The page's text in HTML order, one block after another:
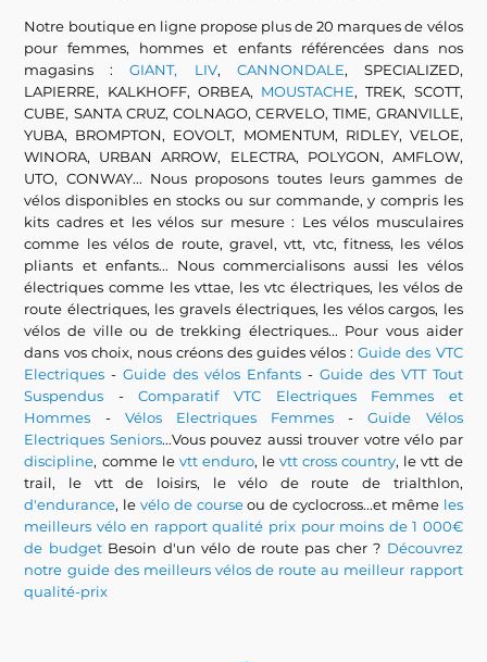
Notre boutique en ligne propose plus de 20 marques de vélos
pour femmes, hommes et enfants référencées dans nos
magasins :GIANT, LIV, CANNONDALE, SPECIALIZED,
LAPIERRE, KALKHOFF, ORBEA, MOUSTACHE, TREK, SCOTT,
CUBE, SANTA CRUZ, COLNAGO, CERVELO, TIME, GRANVILLE,
YUBA, BROMPTON, EOVOLT, MOMENTUM, RIDLEY, VELOE,
WINORA, URBAN ARROW, ELECTRA, POLYGON, AMFLOW,
UTO, CONWAY... Nous proposons toutes leurs gammes de
vélos disponibles en stocks ou sur commande, y compris les
kits cadres et les vélos sur mesure : Les vélos musculaires
comme les vélos de route, gravel, vtt, vtc, fitness, les vélos
pliants et enfants... Nous commercialisons aussi les vélos
électriques comme les vttae, les vtc électriques, les vélos de
route électriques, les gravels électriques, les vélos cargos, les
vélos de ville ou de trekking électriques... Pour vous aider
dans vos choix, nous créons des guides vélos :Guide des VTC
Electriques -Guide des vélos Enfants - Guide des VTT Tout
Suspendus -Comparatif VTC Electriques Femmes et
Hommes - Vélos Electriques Femmes -Guide Vélos
Electriques Seniors...Vous pouvez aussi trouver votre vélo par
discipline, comme le vtt enduro, levtt cross country, le vtt de
trail, le vtt de loisirs, le vélo de route de trialthlon,
d'endurance, levélo de courseou de cyclocross...et même les
meilleurs vélo en rapport qualité prix pour moins de 1 000€
de budgetBesoin d'un vélo de route pas cher ? Découvrez
notre guide des meilleurs vélos de route au meilleur rapport
qualité-prix